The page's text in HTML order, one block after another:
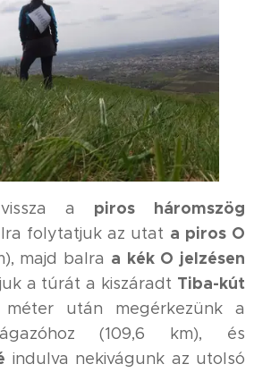
vissza a piros háromszög
folytatjuk az utat a piros O
majd balra a kék O jelzésen
a túrát a kiszáradt Tiba-kút
méter után megérkezünk a
(109,6 km), és
indulva nekivágunk az utolsó